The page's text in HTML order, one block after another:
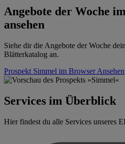
Angebote der Woche
ansehen
Siehe dir die Angebote der Woche
Blätterkatalog an.
Prospekt Simmel im Browser Ansehen
Services im Überblick
Hier findest du alle Services unseres